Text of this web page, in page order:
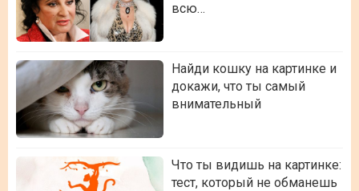
всю…
Найди кошку на картинке и
докажи, что ты самый
внимательный
Что ты видишь на картинке:
тест, который не обманешь